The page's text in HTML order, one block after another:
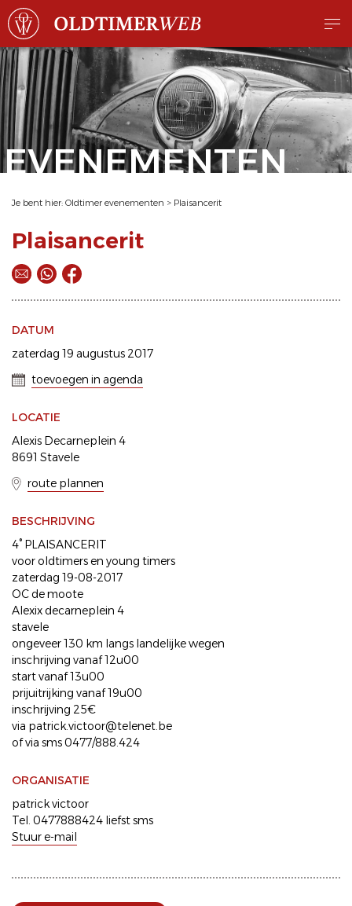
EVENEMENTEN
Je bent hier: Oldtimer evenementen > Plaisancerit
Plaisancerit
DATUM
zaterdag 19 augustus 2017
toevoegen in agenda
LOCATIE
Alexis Decarneplein 4
8691 Stavele
route plannen
BESCHRIJVING
4° PLAISANCERIT
voor oldtimers en young timers
zaterdag 19-08-2017
OC de moote
Alexix decarneplein 4
stavele
ongeveer 130 km langs landelijke wegen
inschrijving vanaf 12u00
start vanaf 13u00
prijuitrijking vanaf 19u00
inschrijving 25€
via patrick.victoor@telenet.be
of via sms 0477/888.424
ORGANISATIE
patrick victoor
Tel. 0477888424 liefst sms
Stuur e-mail